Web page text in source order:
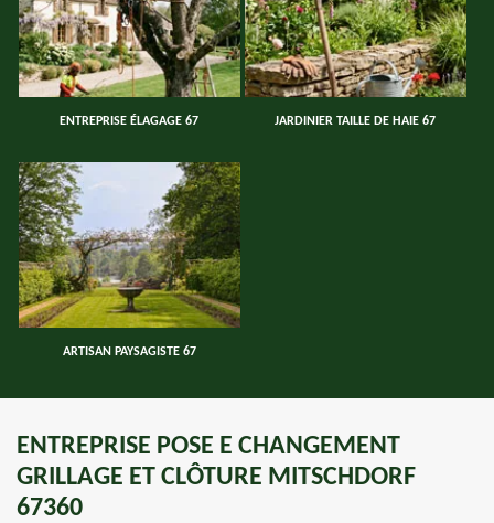
ENTREPRISE ÉLAGAGE 67 JARDINIER TAILLE DE HAIE 67
ARTISAN PAYSAGISTE 67
ENTREPRISE POSE E CHANGEMENT
GRILLAGE ET CLÔTURE MITSCHDORF
67360